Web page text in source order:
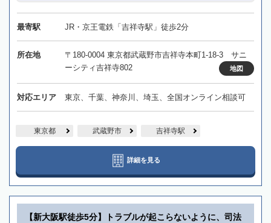
最寄駅 JR・京王電鉄「吉祥寺駅」徒歩2分
所在地
〒180-0004 東京都武蔵野市吉祥寺本町1-18-3 サニ
ーシティ吉祥寺802
地図
対応エリア 東京、千葉、神奈川、埼玉、全国オンライン相談可
東京都 武蔵野市 吉祥寺駅
詳細を見る
【新大阪駅徒歩5分】トラブルが起こらないように、司法